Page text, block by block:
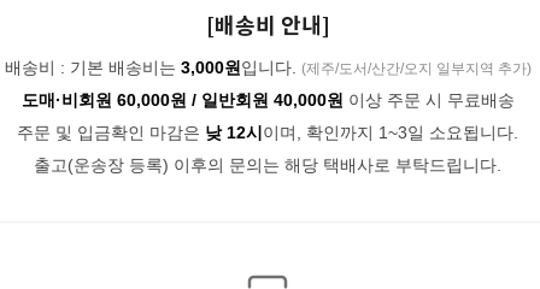
[배송비 안내]
배송비 : 기본 배송비는 3,000원 입니다. (제주/도서/산간/오지 일부지역 추가)
도매·비회원 60,000원 / 일반회원 40,000원 이상 주문 시 무료배송
주문 및 입금확인 마감은 낮 12시 이며, 확인까지 1~3일 소요됩니다.
출고(운송장 등록) 이후의 문의는 해당 택배사로 부탁드립니다.